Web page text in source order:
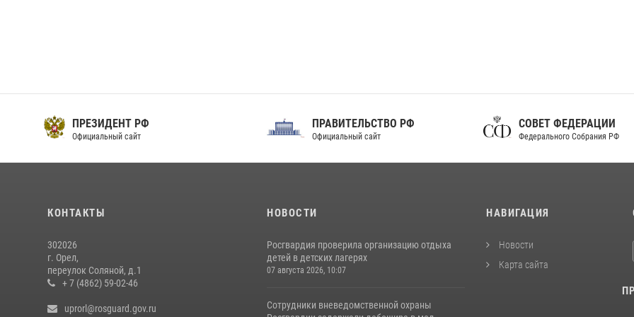
ПРЕЗИДЕНТ РФ
Официальный сайт
ПРАВИТЕЛЬСТВО РФ
Официальный сайт
СОВЕТ ФЕДЕРАЦИИ
Федерального Собрания РФ
КОНТАКТЫ
302026
г. Орел,
переулок Соляной, д.1
+ 7 (4862) 59-02-46
uprorl@rosguard.gov.ru
НОВОСТИ
Росгвардия проверила организацию отдыха
детей в детских лагерях
07 августа 2026, 10:07
Сотрудники вневедомственной охраны
НАВИГАЦИЯ
Новости
Карта сайта